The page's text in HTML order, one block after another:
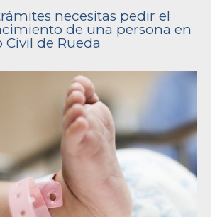
necesitas pedir el
de una persona en
Civil de Rueda